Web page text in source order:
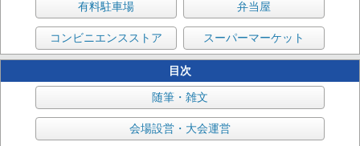
有料駐車場 弁当屋
コンビニエンスストア スーパーマーケット
目次
随筆・雑文
会場設営・大会運営